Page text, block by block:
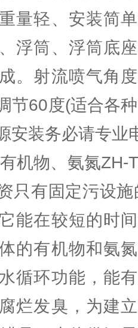
量轻、安装简
浮筒、浮筒底
。射流喷气角
节60度(适合各
安装务必请专业
机物、氨氮ZH-
只有固定污设
能在较短的时
的有机物和氨
循环功能，能
烂发臭，为建